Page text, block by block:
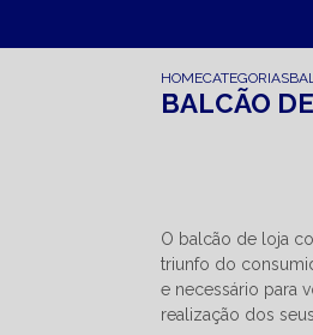
HOMECATEGORIAS
BALCÃO
O balcão de loja
triunfo do
e necessário para
realização dos